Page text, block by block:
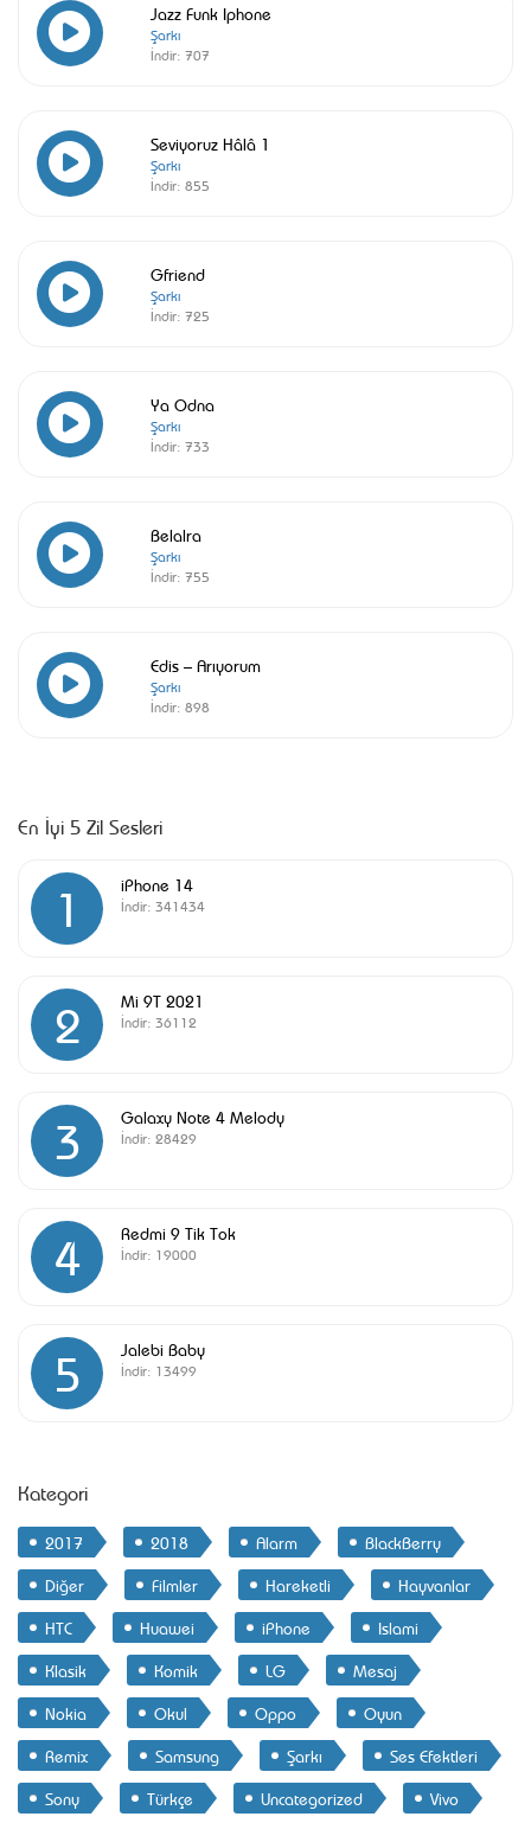
Jazz Funk Iphone
Şarkı
İndir: 707
Seviyoruz Hâlâ 1
Şarkı
İndir: 855
Gfriend
Şarkı
İndir: 725
Ya Odna
Şarkı
İndir: 733
Belalra
Şarkı
İndir: 755
Edis – Arıyorum
Şarkı
İndir: 898
En İyi 5 Zil Sesleri
1 iPhone 14
İndir: 341434
2 Mi 9T 2021
İndir: 36112
3 Galaxy Note 4 Melody
İndir: 28429
4 Redmi 9 Tik Tok
İndir: 19000
5 Jalebi Baby
İndir: 13499
Kategori
2017 2018 Alarm
BlackBerry
Diğer
Filmler Hareketli
Hayvanlar
HTC
Huawei iPhone
Islami
Klasik
Komik LG
Mesaj
Nokia
Okul Oppo
Oyun
Remix
Samsung Şarkı
Ses Efektleri
Sony
Türkçe Uncategorized Vivo